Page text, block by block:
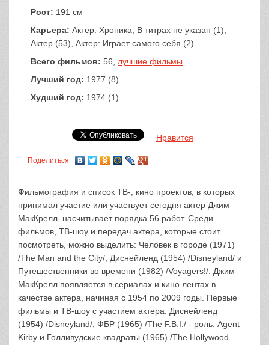
Рост: 191 см
Карьера: Актер: Хроника, В титрах не указан (1),
Актер (53), Актер: Играет самого себя (2)
Всего фильмов: 56, лучшие фильмы
Лучший год: 1977 (8)
Худший год: 1974 (1)
Нравится
Поделиться
Фильмография и список ТВ-, кино проектов, в которых
принимал участие или участвует сегодня актер Джим
МакКрелл, насчитывает порядка 56 работ. Среди
фильмов, ТВ-шоу и передач актера, которые стоит
посмотреть, можно выделить: Человек в городе (1971)
/The Man and the City/, Диснейленд (1954) /Disneyland/ и
Путешественники во времени (1982) /Voyagers!/. Джим
МакКрелл появляется в сериалах и кино лентах в
качестве актера, начиная с 1954 по 2009 годы. Первые
фильмы и ТВ-шоу с участием актера: Диснейленд
(1954) /Disneyland/, ФБР (1965) /The F.B.I./ - роль: Agent
Kirby и Голливудские квадраты (1965) /The Hollywood